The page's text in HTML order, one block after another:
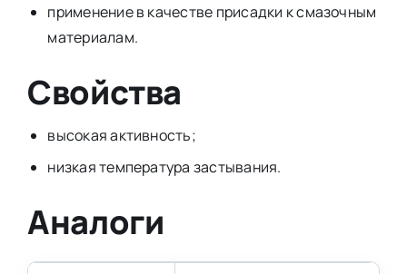
применение в качестве присадки к смазочным
материалам.
Свойства
высокая активность;
низкая температура застывания.
Аналоги